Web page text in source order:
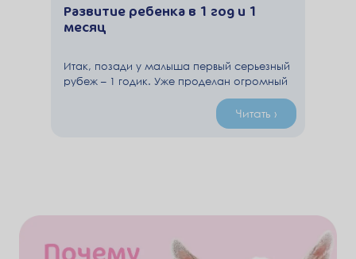
Развитие ребенка в 1 год и 1
месяц
Итак, позади у малыша первый серьезный
рубеж – 1 годик. Уже проделан огромный
путь от беспомощного крохотного
комочка до смышленого подросшего
Читать ›